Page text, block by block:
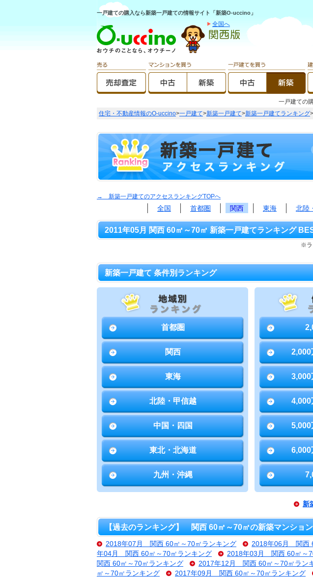
一戸建ての購入なら新築一戸建ての情報サイト「新築O-uccino」
全国へ
一戸建ての
住宅・不動産情報のO-uccino>一戸建て>新築一戸建て>新築一戸建てランキング
→ 新築一戸建てのアクセスランキングTOPへ
全国 首都圏 関西 東海 北陸
2011年05月 関西 60㎡～70㎡ 新築一戸建てランキング
※ラ
新築一戸建て 条件別ランキング
首都圏
関西
東海
北陸・甲信越
中国・四国
東北・北海道
九州・沖縄
2,000
3,000
4,000
5,000
6,000
新
【過去のランキング】 関西 60㎡～70㎡の新築マンション
2018年07月 関西 60㎡～70㎡ランキング 2018年06月 関西
年04月 関西 60㎡～70㎡ランキング
2018年03月 関西 60㎡～
関西 60㎡～70㎡ランキング
2017年12月 関西 60㎡～70㎡ラン
㎡～70㎡ランキング
2017年09月 関西 60㎡～70㎡ランキング